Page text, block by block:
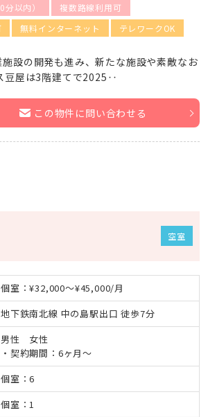
以内）
複数路線利用可
無料インターネット テレワークOK
設の開発も進み、新たな施設や素敵なお
豆屋は3階建てで2025‥
この物件に問い合わせる
空室
個室：¥32,000～¥45,000/月
地下鉄南北線 中の島駅出口 徒歩7分
男性 女性
・契約期間：6ヶ月〜
個室：6
個室：1